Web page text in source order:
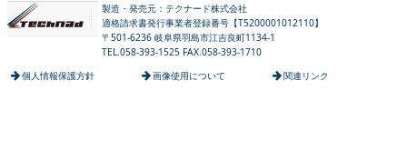
製造・発売元：テクナード株式会社
適格請求書発行事業者登録番号【T5200001012110】
〒501-6236 岐阜県羽島市江吉良町1134-1
TEL.058-393-1525 FAX.058-393-1710
個人情報保護方針
画像使用について 関連リンク